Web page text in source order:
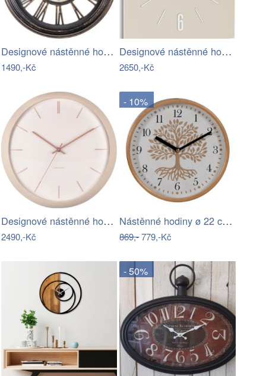
Designové nástěnné hodiny L00891N…
1490,-Kč
Designové nástěnné hodiny I302TR…
2650,-Kč
Designové nástěnné hodiny 5859SB…
2490,-Kč
- 10%
Nástěnné hodiny ø 22 cm Tree – Ixia
869,-779,-Kč
- 50%